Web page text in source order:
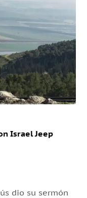
Israel Jeep
dio su sermón